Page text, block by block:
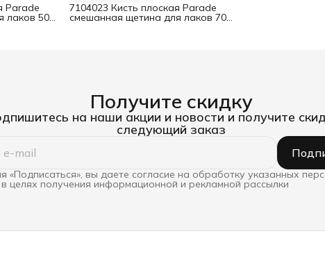
Parade
лаков 50
7104023 Кисть плоская Parade
смешанная щетина для лаков 70
Получите скидку
на наши акции и новости и получите
следующий заказ
«Подписаться», вы даете согласие на обработку указанных
целях получения информационной и рекламной рассылки